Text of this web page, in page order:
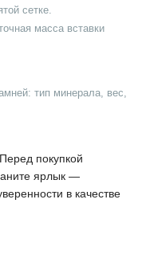
сетке.
масса вставки
тип минерала, вес,
покупкой
ярлык —
в качестве